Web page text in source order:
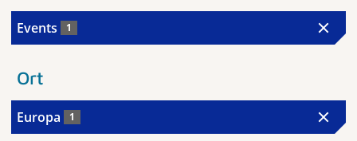
Events 1
Ort
Europa 1